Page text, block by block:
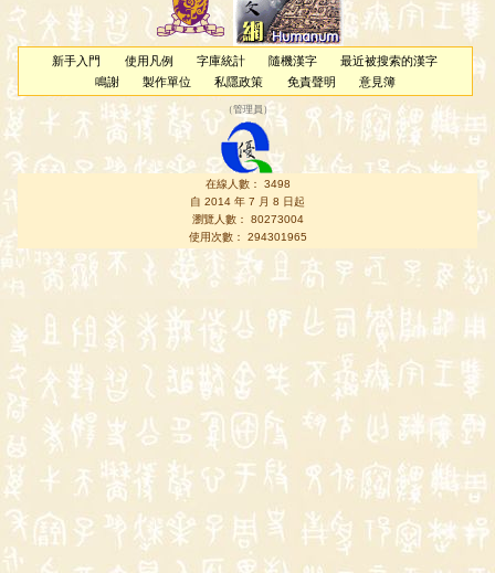
新手入門 使用凡例 字庫統計 隨機漢字
最近被搜索的漢字
鳴謝
製作單位 私隱政策 免責聲明 意見簿
（管理員 ）
在線人數： 3498
自 2014 年 7 月 8 日起
瀏覽人數： 80273004
使用次數： 294301965